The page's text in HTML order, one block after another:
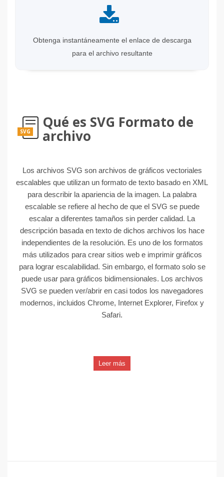
Obtenga instantáneamente el enlace de descarga
para el archivo resultante
SVG
Qué es SVG Formato de
archivo
Los archivos SVG son archivos de gráficos vectoriales
escalables que utilizan un formato de texto basado en XML
para describir la apariencia de la imagen. La palabra
escalable se refiere al hecho de que el SVG se puede
escalar a diferentes tamaños sin perder calidad. La
descripción basada en texto de dichos archivos los hace
independientes de la resolución. Es uno de los formatos
más utilizados para crear sitios web e imprimir gráficos
para lograr escalabilidad. Sin embargo, el formato solo se
puede usar para gráficos bidimensionales. Los archivos
SVG se pueden ver/abrir en casi todos los navegadores
modernos, incluidos Chrome, Internet Explorer, Firefox y
Safari.
Leer más